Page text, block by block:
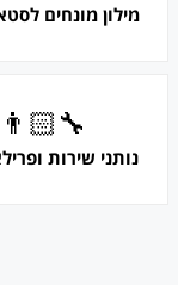
מילון מונחים
👨🏻‍🔧
נותני שירות